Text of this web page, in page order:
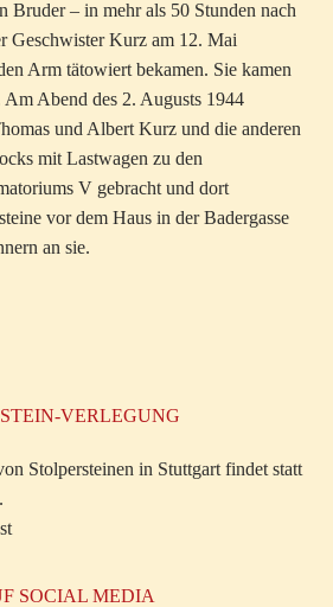
Bruder – in mehr als 50 Stunden nach
Geschwister Kurz am 12. Mai
Arm tätowiert bekamen. Sie kamen
Abend des 2. Augusts 1944
und Albert Kurz und die anderen
mit Lastwagen zu den
V gebracht und dort
vor dem Haus in der Badergasse
an sie.
VERLEGUNG
Stolpersteinen in Stuttgart findet statt
SOCIAL MEDIA